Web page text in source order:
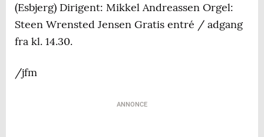
(Esbjerg) Dirigent: Mikkel Andreassen Orgel:
Steen Wrensted Jensen Gratis entré / adgang
fra kl. 14.30.
/jfm
ANNONCE